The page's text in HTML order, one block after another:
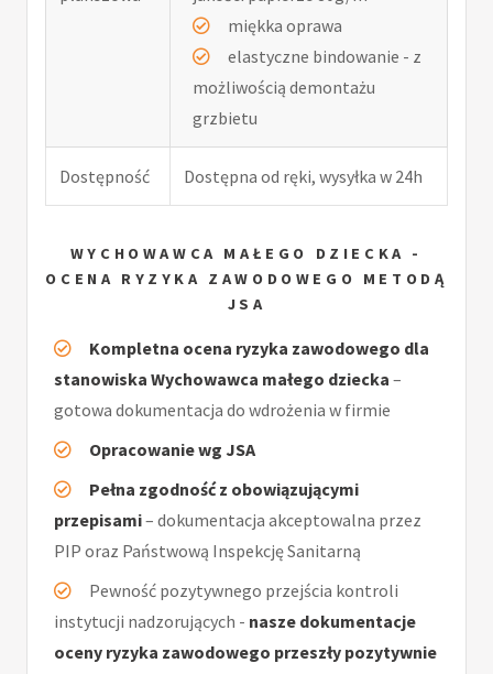
miękka oprawa
elastyczne bindowanie - z
możliwością demontażu
grzbietu
Dostępność Dostępna od ręki, wysyłka w 24h
WYCHOWAWCA MAŁEGO DZIECKA -
OCENA RYZYKA ZAWODOWEGO METODĄ
JSA
Kompletna ocena ryzyka zawodowego dla
stanowiska Wychowawca małego dziecka –
gotowa dokumentacja do wdrożenia w firmie
Opracowanie wg JSA
Pełna zgodność z obowiązującymi
przepisami– dokumentacja akceptowalna przez
PIP oraz Państwową Inspekcję Sanitarną
Pewność pozytywnego przejścia kontroli
instytucji nadzorujących - nasze dokumentacje
oceny ryzyka zawodowego przeszły pozytywnie